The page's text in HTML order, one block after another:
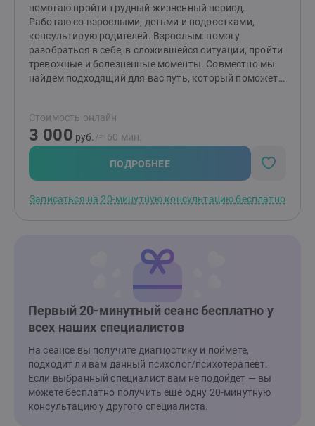
помогаю пройти трудный жизненный период.
Работаю со взрослыми, детьми и подростками,
консультирую родителей. Взрослым: помогу
разобраться в себе, в сложившейся ситуации, пройти
тревожные и болезненные моменты. Совместно мы
найдем подходящий для вас путь, который поможет
страхами, вспышками гнева, эмоциональной
чувствительностью и ранимостью, обрести
уверенность, улучшить отношения с окружающими.
Родителям: помогу разобраться в причинах
возникших трудностей и найти эффективные способы
отношения и понять своего ребенка.
Стоимость онлайн
3 000 руб. /≈ 60 мин.
ПОДРОБНЕЕ
Записаться на 20-минутную консультацию бесплатно
Первый 20-минутный сеанс бесплатно у
всех наших специалистов
На сеансе вы получите диагностику и поймете,
подходит ли вам данный психолог/психотерапевт.
Если выбранный специалист вам не подойдет — вы
можете бесплатно получить еще одну 20-минутную
консультацию у другого специалиста.